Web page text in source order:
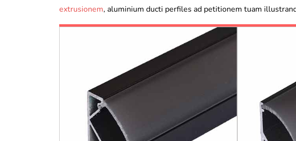
extrusionem, aluminium ducti perfiles ad petitionem tuam